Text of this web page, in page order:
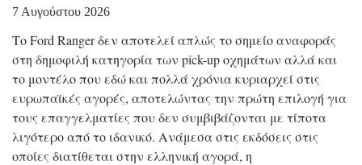
7 Αυγούστου 2026
Το Ford Ranger δεν αποτελεί απλώς το σημείο αναφοράς
στη δημοφιλή κατηγορία των pick-up οχημάτων αλλά και
το μοντέλο που εδώ και πολλά χρόνια κυριαρχεί στις
ευρωπαϊκές αγορές, αποτελώντας την πρώτη επιλογή για
τους επαγγελματίες που δεν συμβιβάζονται με τίποτα
λιγότερο από το ιδανικό. Ανάμεσα στις εκδόσεις στις
οποίες διατίθεται στην ελληνική αγορά, η